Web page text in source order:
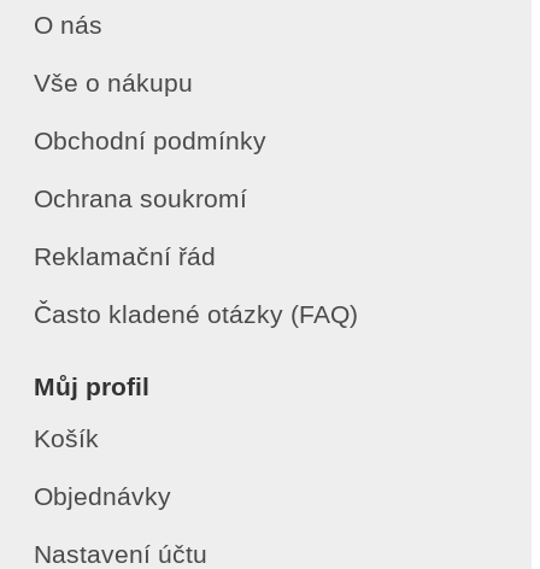
O nás
Vše o nákupu
Obchodní podmínky
Ochrana soukromí
Reklamační řád
Často kladené otázky (FAQ)
Můj profil
Košík
Objednávky
Nastavení účtu